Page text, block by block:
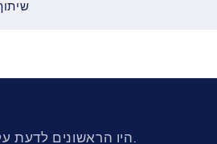
היו הראשונים לדעת על קולקציות חדשות ומבצעים בלעדיים.